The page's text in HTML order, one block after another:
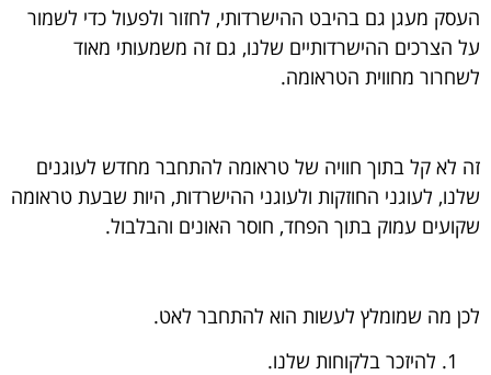
העסק מעגן גם בהיבט ההישרדותי, לחזור ולפעול כדי לשמור
על הצרכים ההישרדותיים שלנו, גם זה משמעותי מאוד
לשחרור מחווית הטראומה.
זה לא קל בתוך חוויה של טראומה להתחבר מחדש לעוגנים
שלנו, לעוגני החוזקות ולעוגני ההישרדות, היות שבעת טראומה
שקועים עמוק בתוך הפחד, חוסר האונים והבלבול.
לכן מה שמומלץ לעשות הוא להתחבר לאט.
להיזכר בלקוחות שלנו.